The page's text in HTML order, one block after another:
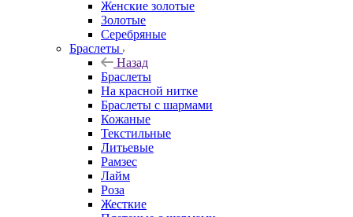
Женские золотые
Золотые
Серебряные
Браслеты
Назад
Браслеты
На красной нитке
Браслеты с шармами
Кожаные
Текстильные
Литьевые
Рамзес
Лайм
Роза
Жесткие